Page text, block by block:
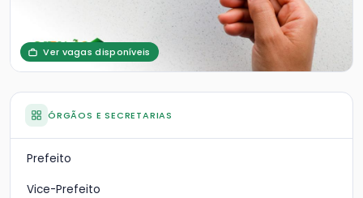
Ver vagas disponíveis
ÓRGÃOS E SECRETARIAS
Prefeito
Vice-Prefeito